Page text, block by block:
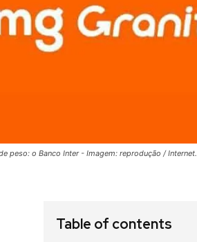
peso: o Banco Inter - Imagem: reprodução / Internet.
Table of contents